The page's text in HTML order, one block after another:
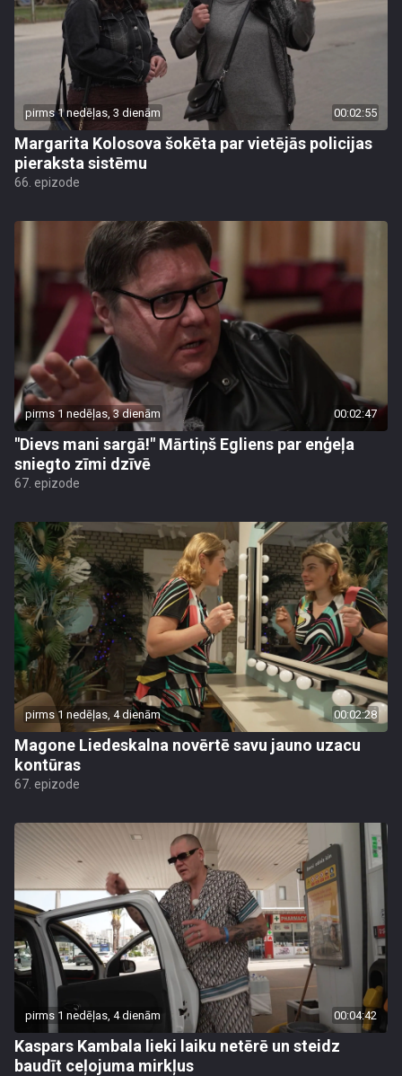
pirms 1 nedēļas, 3 dienām 00:02:55
Margarita Kolosova šokēta par vietējās policijas
pieraksta sistēmu
66. epizode
pirms 1 nedēļas, 3 dienām 00:02:47
"Dievs mani sargā!" Mārtiņš Egliens par enģeļa
sniegto zīmi dzīvē
67. epizode
pirms 1 nedēļas, 4 dienām 00:02:28
Magone Liedeskalna novērtē savu jauno uzacu
kontūras
67. epizode
pirms 1 nedēļas, 4 dienām 00:04:42
Kaspars Kambala lieki laiku netērē un steidz
baudīt ceļojuma mirkļus